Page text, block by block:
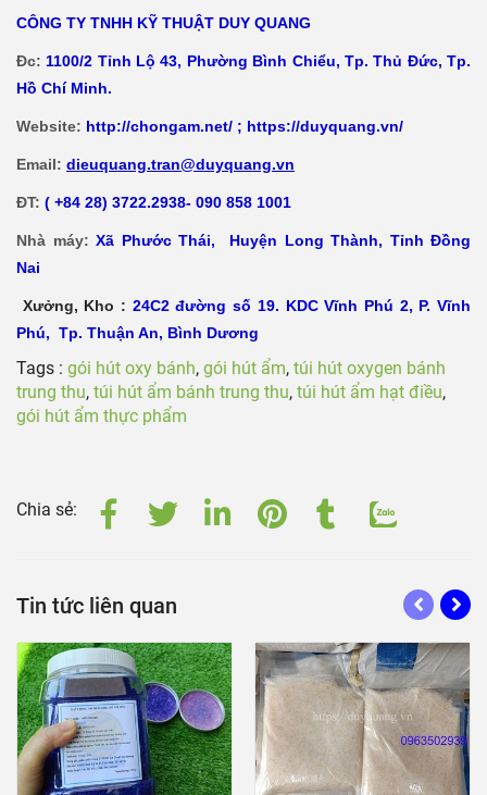
CÔNG TY TNHH KỸ THUẬT DUY QUANG
Đc: 1100/2 Tỉnh Lộ 43, Phường Bình Chiểu, Tp. Thủ Đức, Tp.
Hồ Chí Minh.
Website: http://chongam.net/ ; https://duyquang.vn/
Email: dieuquang.tran@duyquang.vn
ĐT: ( +84 28) 3722.2938- 090 858 1001
Nhà máy: Xã Phước Thái, Huyện Long Thành, Tỉnh Đồng
Nai
Xưởng, Kho : 24C2 đường số 19. KDC Vĩnh Phú 2, P. Vĩnh
Phú, Tp. Thuận An, Bình Dương
Tags : gói hút oxy bánh, gói hút ẩm, túi hút oxygen bánh
trung thu, túi hút ẩm bánh trung thu, túi hút ẩm hạt điều,
gói hút ẩm thực phẩm
Chia sẻ:
Tin tức liên quan